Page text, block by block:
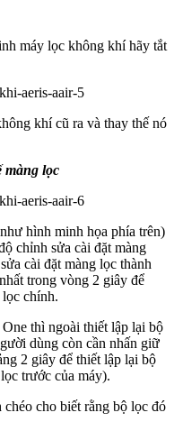
máy lọc không khí hãy tắt
khí cũ ra và thay thế nó
màng lọc
hình minh họa phía trên)
chỉnh sửa cài đặt màng
cài đặt màng lọc thành
trong vòng 2 giây để
chính.
One thì ngoài thiết lập lại bộ
dùng còn cần nhấn giữ
2 giây để thiết lập lại bộ
trước của máy).
cho biết rằng bộ lọc đó